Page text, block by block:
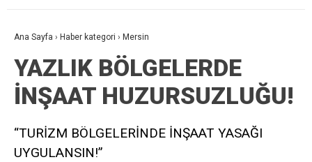
Ana Sayfa › Haber kategori › Mersin
YAZLIK BÖLGELERDE
İNŞAAT HUZURSUZLUĞU!
“TURİZM BÖLGELERİNDE İNŞAAT YASAĞI
UYGULANSIN!”